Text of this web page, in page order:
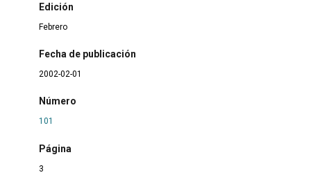
Edición
Febrero
Fecha de publicación
2002-02-01
Número
101
Página
3